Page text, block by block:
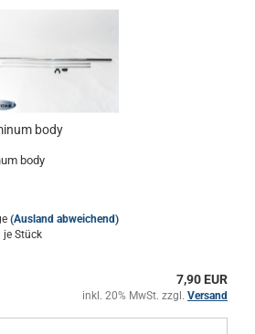
body
body
(Ausland abweichend)
je Stück
7,90 EUR
inkl. 20% MwSt. zzgl. Versand